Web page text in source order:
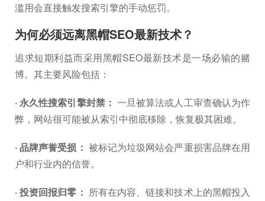
滥用会直接触发搜索引擎的手动惩罚。
为何必须远离黑帽SEO最新技术？
追求短期利益而采用黑帽SEO最新技术是一场必输的赌
博。其主要风险包括：
· 永久性搜索引擎封禁： 一旦被算法或人工审查确认为作
弊，网站很可能被从索引中彻底移除，恢复极其困难。
· 品牌声誉受损： 被标记为垃圾网站会严重损害品牌在用
户和行业内的信誉。
· 投资回报归零： 所有在内容、链接和技术上的黑帽投入